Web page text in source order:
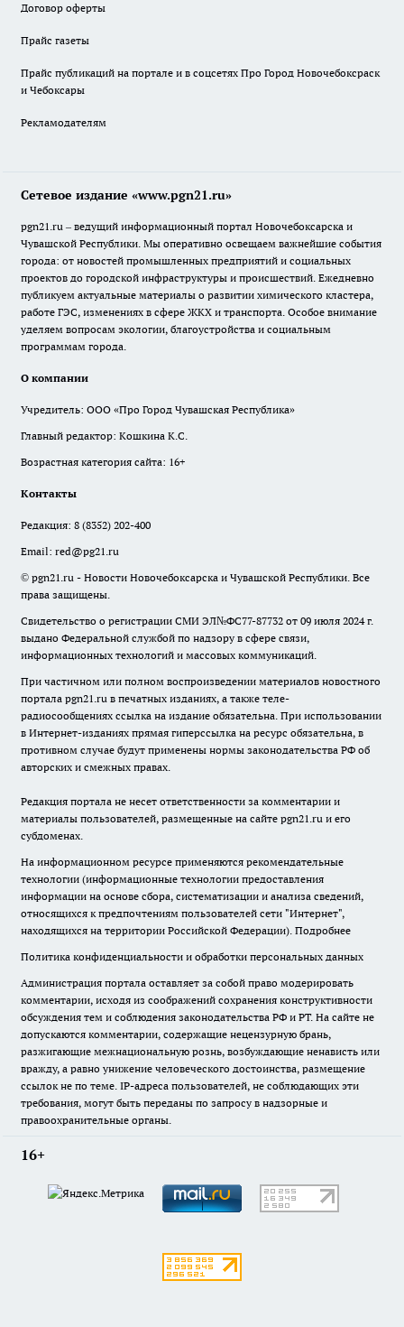
Договор оферты
Прайс газеты
Прайс публикаций на портале и в соцсетях Про Город Новочебоксраск
и Чебоксары
Рекламодателям
Сетевое издание «www.pgn21.ru»
pgn21.ru – ведущий информационный портал Новочебоксарска и
Чувашской Республики. Мы оперативно освещаем важнейшие события
города: от новостей промышленных предприятий и социальных
проектов до городской инфраструктуры и происшествий. Ежедневно
публикуем актуальные материалы о развитии химического кластера,
работе ГЭС, изменениях в сфере ЖКХ и транспорта. Особое внимание
уделяем вопросам экологии, благоустройства и социальным
программам города.
О компании
Учредитель: ООО «Про Город Чувашская Республика»
Главный редактор: Кошкина К.С.
Возрастная категория сайта: 16+
Контакты
Редакция: 8 (8352) 202-400
Email: red@pg21.ru
© pgn21.ru - Новости Новочебоксарска и Чувашской Республики. Все
права защищены.
Свидетельство о регистрации СМИ ЭЛ№ФС77-87732 от 09 июля 2024 г.
выдано Федеральной службой по надзору в сфере связи,
информационных технологий и массовых коммуникаций.
При частичном или полном воспроизведении материалов новостного
портала pgn21.ru в печатных изданиях, а также теле-
радиосообщениях ссылка на издание обязательна. При использовании
в Интернет-изданиях прямая гиперссылка на ресурс обязательна, в
противном случае будут применены нормы законодательства РФ об
авторских и смежных правах.
Редакция портала не несет ответственности за комментарии и
материалы пользователей, размещенные на сайте pgn21.ru и его
субдоменах.
На информационном ресурсе применяются рекомендательные
технологии (информационные технологии предоставления
информации на основе сбора, систематизации и анализа сведений,
относящихся к предпочтениям пользователей сети "Интернет",
находящихся на территории Российской Федерации). Подробнее
Политика конфиденциальности и обработки персональных данных
Администрация портала оставляет за собой право модерировать
комментарии, исходя из соображений сохранения конструктивности
обсуждения тем и соблюдения законодательства РФ и РТ. На сайте не
допускаются комментарии, содержащие нецензурную брань,
разжигающие межнациональную рознь, возбуждающие ненависть или
вражду, а равно унижение человеческого достоинства, размещение
ссылок не по теме. IP-адреса пользователей, не соблюдающих эти
требования, могут быть переданы по запросу в надзорные и
правоохранительные органы.
16+